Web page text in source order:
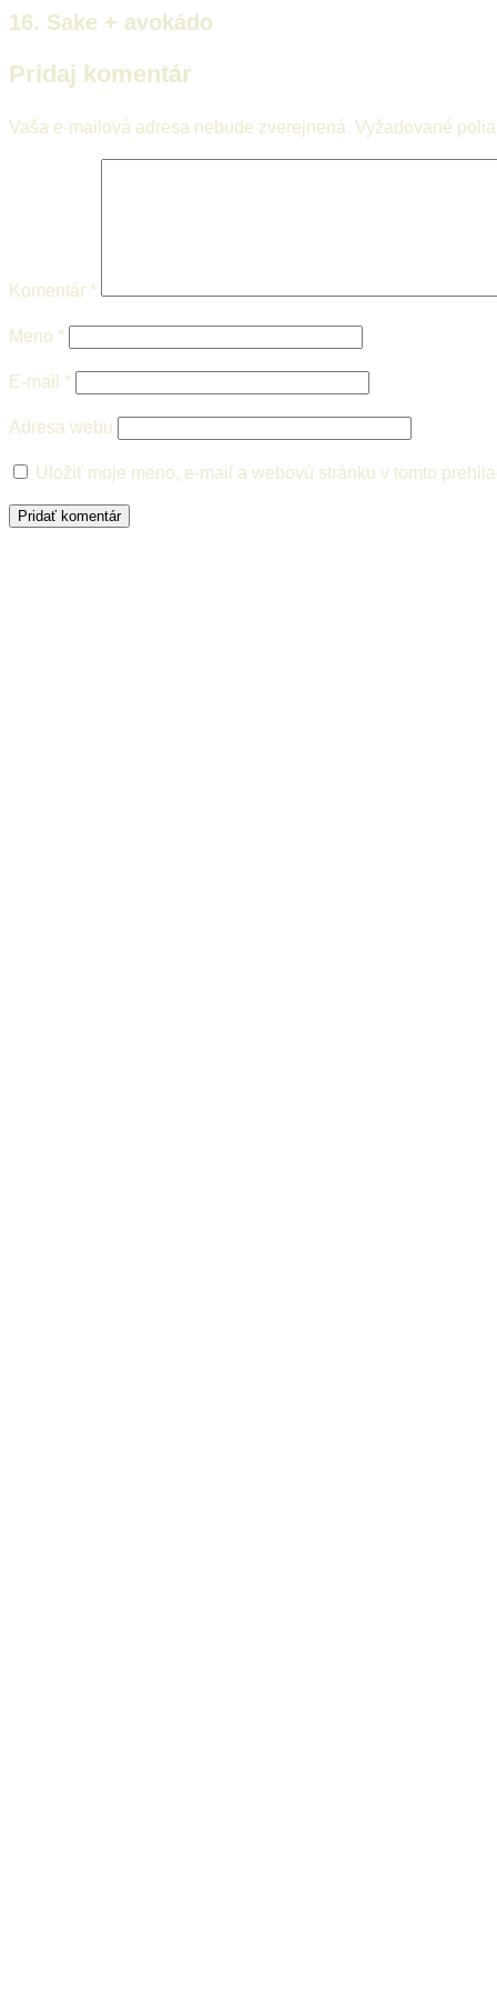
16. Sake + avokádo
Pridaj komentár
Vaša e-mailová adresa nebude zverejnená. Vyžadované
Komentár *
Meno *
E-mail *
Adresa webu
Uložiť moje meno, e-mail a webovú stránku v tomto